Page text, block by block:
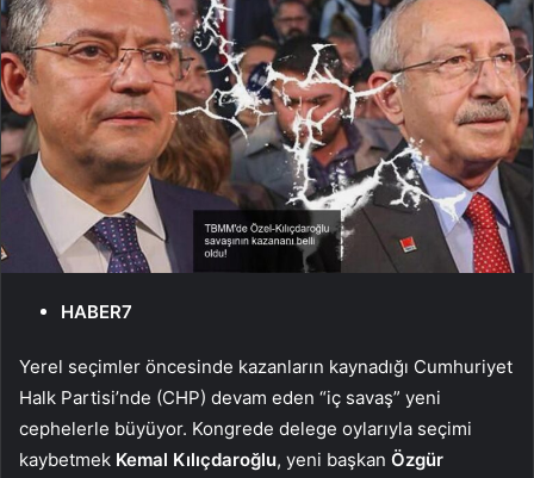
HABER7
Yerel seçimler öncesinde kazanların kaynadığı Cumhuriyet
Halk Partisi’nde (CHP) devam eden “iç savaş” yeni
cephelerle büyüyor. Kongrede delege oylarıyla seçimi
kaybetmek Kemal Kılıçdaroğlu, yeni başkan Özgür